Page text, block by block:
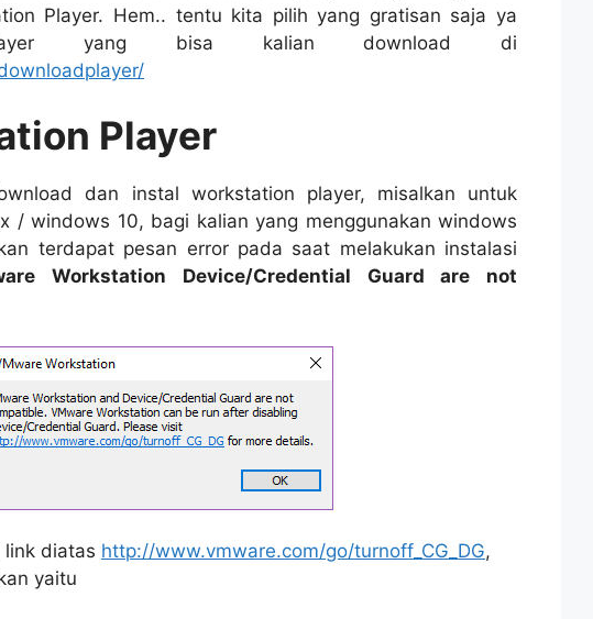
Player. Hem.. tentu kita pilih yang gratisan saja ya
yang bisa kalian download di
Player
dan instal workstation player, misalkan untuk
/ windows 10, bagi kalian yang menggunakan windows
terdapat pesan error pada saat melakukan instalasi
Workstation Device/Credential Guard are not
link diatas http://www.vmware.com/go/turnoff_CG_DG,
yaitu